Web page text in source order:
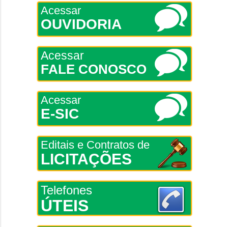
Acessar
OUVIDORIA
Acessar
FALE CONOSCO
Acessar
E-SIC
Editais e Contratos de
LICITAÇÕES
Telefones
ÚTEIS